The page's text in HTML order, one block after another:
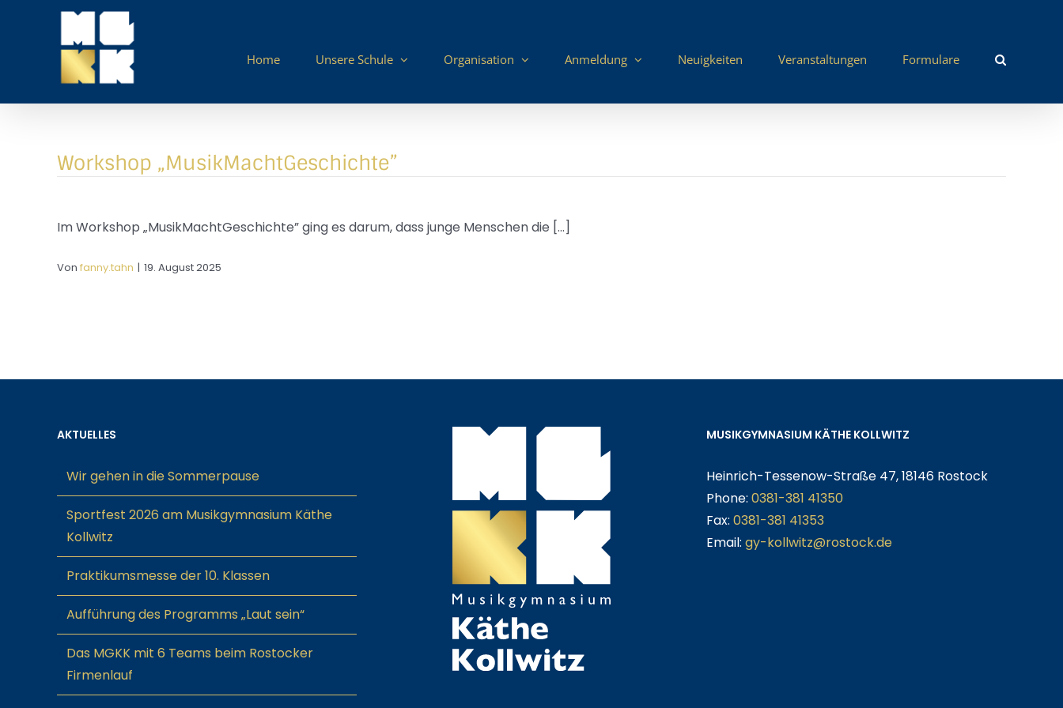
Home Unsere Schule Organisation Anmeldung Neuigkeiten Veranstaltungen Formulare
Workshop „MusikMachtGeschichte”
Im Workshop „MusikMachtGeschichte” ging es darum, dass junge Menschen die [...]
Von fanny.tahn | 19. August 2025
AKTUELLES
Wir gehen in die Sommerpause
Sportfest 2026 am Musikgymnasium Käthe
Kollwitz
Praktikumsmesse der 10. Klassen
Aufführung des Programms „Laut sein“
Das MGKK mit 6 Teams beim Rostocker
Firmenlauf
MUSIKGYMNASIUM KÄTHE KOLLWITZ
Heinrich-Tessenow-Straße 47, 18146 Rostock
Phone:0381-381 41350
Fax:0381-381 41353
Email:gy-kollwitz@rostock.de